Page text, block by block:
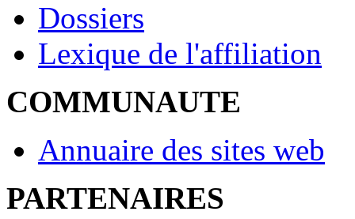
Dossiers
Lexique de l'affiliation
COMMUNAUTE
Annuaire des sites web
PARTENAIRES